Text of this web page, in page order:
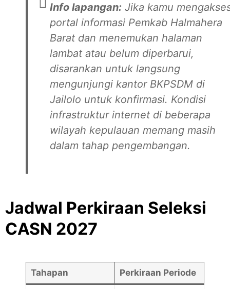
Info lapangan: Jika kamu
portal informasi Pemkab Halmahera
Barat dan menemukan halaman
lambat atau belum diperbarui,
disarankan untuk langsung
mengunjungi kantor BKPSDM di
Jailolo untuk konfirmasi. Kondisi
infrastruktur internet di beberapa
wilayah kepulauan memang masih
dalam tahap pengembangan.
Jadwal Perkiraan Seleksi
CASN 2027
Tahapan Perkiraan Periode